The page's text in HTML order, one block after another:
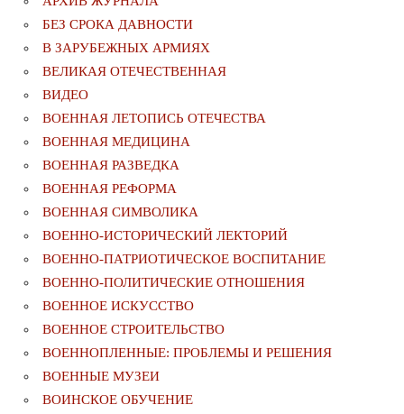
БЕЗ СРОКА ДАВНОСТИ
В ЗАРУБЕЖНЫХ АРМИЯХ
ВЕЛИКАЯ ОТЕЧЕСТВЕННАЯ
ВИДЕО
ВОЕННАЯ ЛЕТОПИСЬ ОТЕЧЕСТВА
ВОЕННАЯ МЕДИЦИНА
ВОЕННАЯ РАЗВЕДКА
ВОЕННАЯ РЕФОРМА
ВОЕННАЯ СИМВОЛИКА
ВОЕННО-ИСТОРИЧЕСКИЙ ЛЕКТОРИЙ
ВОЕННО-ПАТРИОТИЧЕСКОЕ ВОСПИТАНИЕ
ВОЕННО-ПОЛИТИЧЕСКИE ОТНОШЕНИЯ
ВОЕННОЕ ИСКУССТВО
ВОЕННОЕ СТРОИТЕЛЬСТВО
ВОЕННОПЛЕННЫЕ: ПРОБЛЕМЫ И РЕШЕНИЯ
ВОЕННЫЕ МУЗЕИ
ВОИНСКОЕ ОБУЧЕНИЕ